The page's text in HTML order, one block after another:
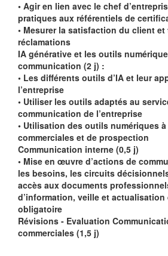
• Agir en lien avec le chef
pratiques aux référentiels de
• Mesurer la satisfaction du client et
réclamations
IA générative et les outils
communication (2 j) :
• Les différents outils d’IA et leur
l’entreprise
• Utiliser les outils adaptés au
communication de l’entreprise
• Utilisation des outils numériques
commerciales et de prospection
Communication interne (0,5 j)
• Mise en œuvre d’actions de
les besoins, les circuits
accès aux documents
d’information, veille et actualisation
obligatoire
Révisions - Evaluation
commerciales (1,5 j)